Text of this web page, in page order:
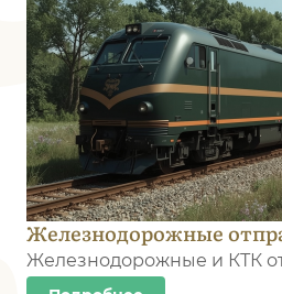
Железнодорожные
Железнодорожные и КТК